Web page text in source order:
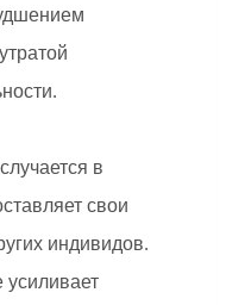
в
свои
индивидов.